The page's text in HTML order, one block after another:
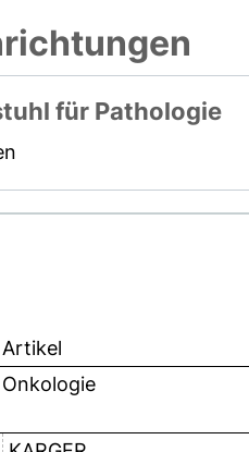
für Pathologie
Artikel
Onkologie